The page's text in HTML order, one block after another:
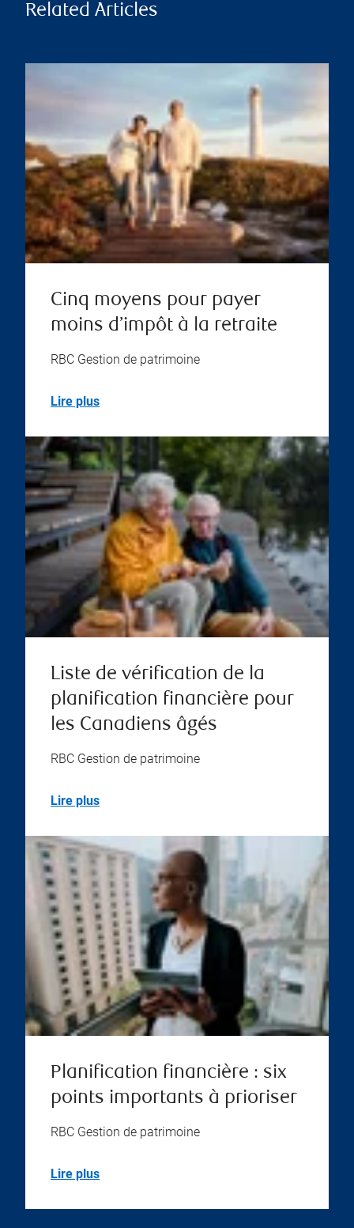
Related Articles
Cinq moyens pour payer
moins d’impôt à la retraite
RBC Gestion de patrimoine
Lire plus
Liste de vérification de la
planification financière pour
les Canadiens âgés
RBC Gestion de patrimoine
Lire plus
Planification financière : six
points importants à prioriser
RBC Gestion de patrimoine
Lire plus